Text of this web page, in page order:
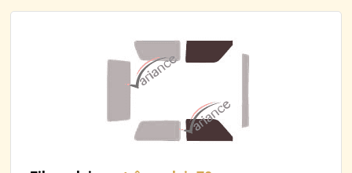
Il y a 458 jours
Pose difficile sur la première vitre mais facile sur les autres
lorsqu’on a compris le fonctionnement.
Il y a 458 jours